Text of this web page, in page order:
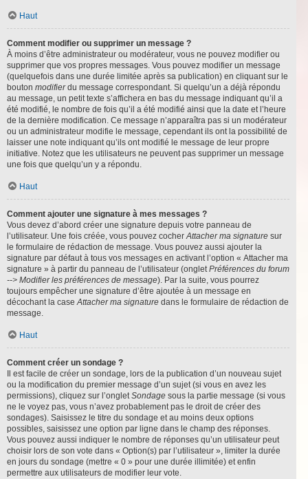
Haut
Comment modifier ou supprimer un message ?
À moins d’être administrateur ou modérateur, vous ne pouvez modifier ou
supprimer que vos propres messages. Vous pouvez modifier un message
(quelquefois dans une durée limitée après sa publication) en cliquant sur le
bouton modifierdu message correspondant. Si quelqu’un a déjà répondu
au message, un petit texte s’affichera en bas du message indiquant qu’il a
été modifié, le nombre de fois qu’il a été modifié ainsi que la date et l’heure
de la dernière modification. Ce message n’apparaîtra pas si un modérateur
ou un administrateur modifie le message, cependant ils ont la possibilité de
laisser une note indiquant qu’ils ont modifié le message de leur propre
initiative. Notez que les utilisateurs ne peuvent pas supprimer un message
une fois que quelqu’un y a répondu.
Haut
Comment ajouter une signature à mes messages ?
Vous devez d’abord créer une signature depuis votre panneau de
l’utilisateur. Une fois créée, vous pouvez cocherAttacher ma signature sur
le formulaire de rédaction de message. Vous pouvez aussi ajouter la
signature par défaut à tous vos messages en activant l’option « Attacher ma
signature » à partir du panneau de l’utilisateur (ongletPréférences du forum
--> Modifier les préférences de message). Par la suite, vous pourrez
toujours empêcher une signature d’être ajoutée à un message en
décochant la caseAttacher ma signature dans le formulaire de rédaction de
message.
Haut
Comment créer un sondage ?
Il est facile de créer un sondage, lors de la publication d’un nouveau sujet
ou la modification du premier message d’un sujet (si vous en avez les
permissions), cliquez sur l’ongletSondage sous la partie message (si vous
ne le voyez pas, vous n’avez probablement pas le droit de créer des
sondages). Saisissez le titre du sondage et au moins deux options
possibles, saisissez une option par ligne dans le champ des réponses.
Vous pouvez aussi indiquer le nombre de réponses qu’un utilisateur peut
choisir lors de son vote dans « Option(s) par l’utilisateur », limiter la durée
en jours du sondage (mettre « 0 » pour une durée illimitée) et enfin
permettre aux utilisateurs de modifier leur vote.